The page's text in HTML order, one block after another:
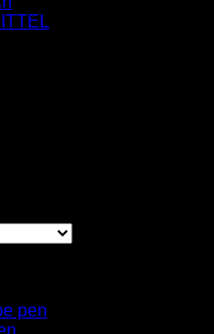
Produkte im Warenkorb.
pen